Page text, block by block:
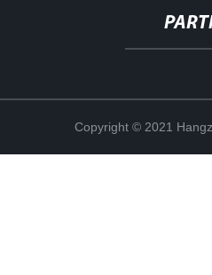
Copyright © 2021